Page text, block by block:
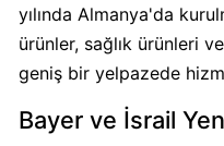
Carrefour
Boykot
mu?
Carrefour
yılında Almanya'da
ürünler, sağlık ürünleri
geniş bir yelpazede
Bayer ve İsrail